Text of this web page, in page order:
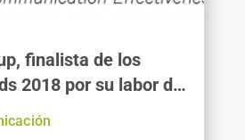
finalista de los
2018 por su labor de
de la